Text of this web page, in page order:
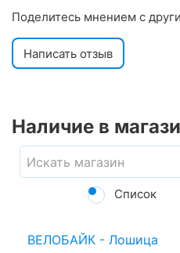
Поделитесь мнением с
Написать отзыв
Наличие в
Список
ВЕЛОБАЙК - Лошица